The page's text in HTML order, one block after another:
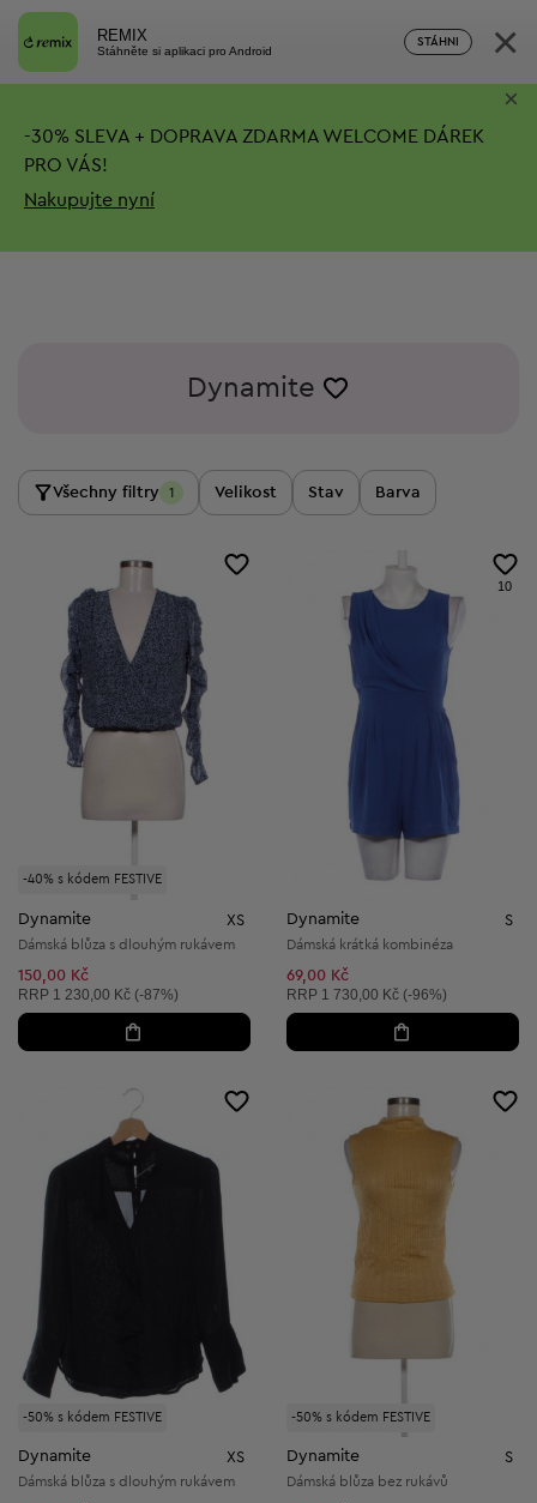
REMIX
Stáhněte si aplikaci pro Android
STÁHNI ×
-30% SLEVA + DOPRAVA ZDARMA WELCOME DÁREK
PRO VÁS!
Nakupujte nyní
×
Dynamite
Všechny filtry 1 Velikost Stav Barva
-40% s kódem FESTIVE
Dynamite XS
Dámská blůza s dlouhým rukávem
150,00 Kč
Doporučená cena:
RRP 1 230,00 Kč (-87%)
10
Dynamite S
Dámská krátká kombinéza
69,00 Kč
Doporučená cena:
RRP 1 730,00 Kč (-96%)
-50% s kódem FESTIVE
Dynamite XS
Dámská blůza s dlouhým rukávem
-50% s kódem FESTIVE
Dynamite S
Dámská blůza bez rukávů